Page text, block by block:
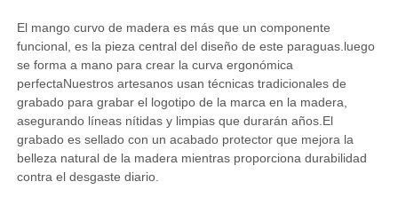
El mango curvo de madera es más que un componente
funcional, es la pieza central del diseño de este paraguas.luego
se forma a mano para crear la curva ergonómica
perfectaNuestros artesanos usan técnicas tradicionales de
grabado para grabar el logotipo de la marca en la madera,
asegurando líneas nítidas y limpias que durarán años.El
grabado es sellado con un acabado protector que mejora la
belleza natural de la madera mientras proporciona durabilidad
contra el desgaste diario.